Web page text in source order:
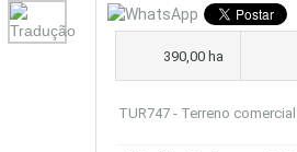
390,00 ha
TUR747 - Terreno